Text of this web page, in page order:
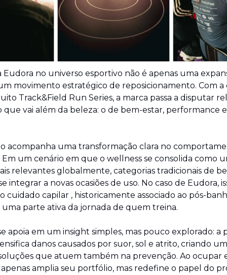
Eudora no universo esportivo não é apenas uma
movimento estratégico de reposicionamento. Com a
Track&Field Run Series, a marca passa a disputar
vai além da beleza: o de bem-estar, performance
acompanha uma transformação clara no
um cenário em que o wellness se consolida como
relevantes globalmente, categorias tradicionais de
integrar a novas ocasiões de uso. No caso de Eudora,
cuidado capilar , historicamente associado ao pós-
uma parte ativa da jornada de quem treina.
apoia em um insight simples, mas pouco explorado: a
danos causados por suor, sol e atrito, criando
que atuem também na prevenção. Ao ocupar
apenas amplia seu portfólio, mas redefine o papel do